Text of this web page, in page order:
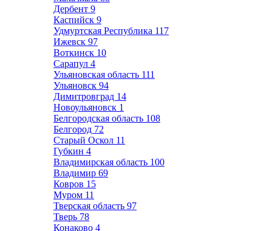
Дербент 9
Каспийск 9
Удмуртская Республика 117
Ижевск 97
Воткинск 10
Сарапул 4
Ульяновская область 111
Ульяновск 94
Димитровград 14
Новоульяновск 1
Белгородская область 108
Белгород 72
Старый Оскол 11
Губкин 4
Владимирская область 100
Владимир 69
Ковров 15
Муром 11
Тверская область 97
Тверь 78
Конаково 4